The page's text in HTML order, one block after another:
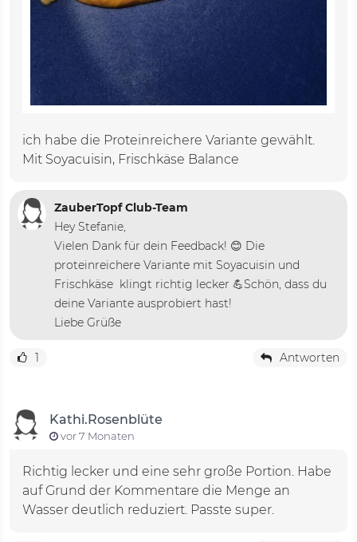
ich habe die Proteinreichere Variante gewählt.
Mit Soyacuisin, Frischkäse Balance
ZauberTopf Club-Team
Hey Stefanie,
Vielen Dank für dein Feedback! 😊 Die
proteinreichere Variante mit Soyacuisin und
Frischkäse klingt richtig lecker 💪Schön, dass du
deine Variante ausprobiert hast!
Liebe Grüße
1 Antworten
Kathi.Rosenblüte
vor 7 Monaten
Richtig lecker und eine sehr große Portion. Habe
auf Grund der Kommentare die Menge an
Wasser deutlich reduziert. Passte super.